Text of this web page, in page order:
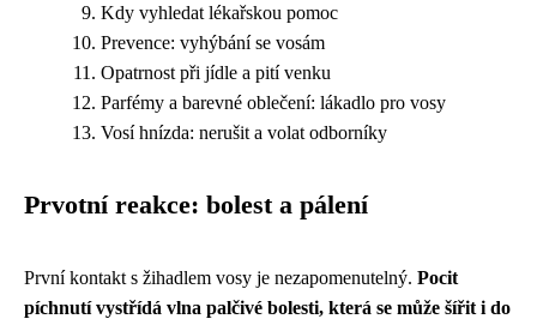
Kdy vyhledat lékařskou pomoc
Prevence: vyhýbání se vosám
Opatrnost při jídle a pití venku
Parfémy a barevné oblečení: lákadlo pro vosy
Vosí hnízda: nerušit a volat odborníky
Prvotní reakce: bolest a pálení
První kontakt s žihadlem vosy je nezapomenutelný. Pocit
píchnutí vystřídá vlna palčivé bolesti, která se může šířit i do